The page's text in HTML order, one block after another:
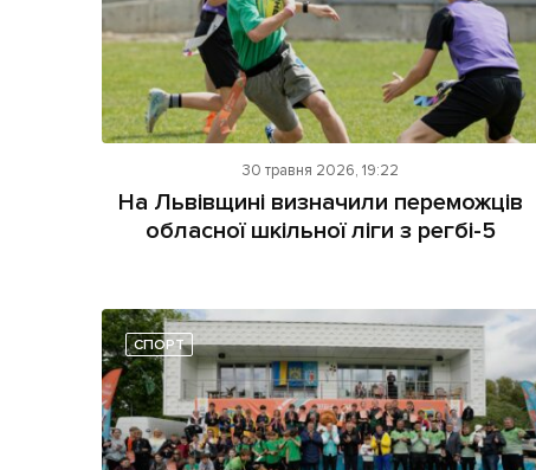
30 травня 2026, 19:22
На Львівщині визначили переможців
обласної шкільної ліги з регбі-5
СПОРТ